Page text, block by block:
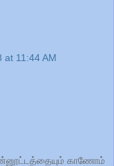
at 11:44 AM
காணோம்